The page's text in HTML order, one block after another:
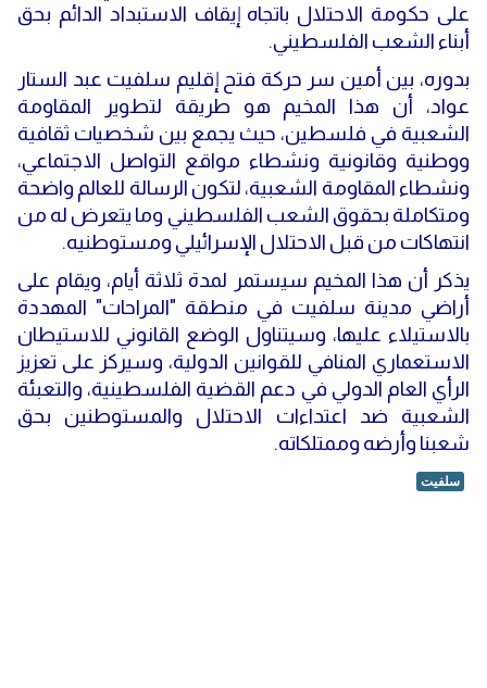
على حكومة الاحتلال باتجاه إيقاف الاستبداد الدائم بحق
أبناء الشعب الفلسطيني.
بدوره، بين أمين سر حركة فتح إقليم سلفيت عبد الستار
عواد، أن هذا المخيم هو طريقة لتطوير المقاومة
الشعبية في فلسطين، حيث يجمع بين شخصيات ثقافية
ووطنية وقانونية ونشطاء مواقع التواصل الاجتماعي،
ونشطاء المقاومة الشعبية، لتكون الرسالة للعالم واضحة
ومتكاملة بحقوق الشعب الفلسطيني وما يتعرض له من
انتهاكات من قبل الاحتلال الإسرائيلي ومستوطنيه.
يذكر أن هذا المخيم سيستمر لمدة ثلاثة أيام، ويقام على
أراضي مدينة سلفيت في منطقة "المراحات" المهددة
بالاستيلاء عليها، وسيتناول الوضع القانوني للاستيطان
الاستعماري المنافي للقوانين الدولية، وسيركز على تعزيز
الرأي العام الدولي في دعم القضية الفلسطينية، والتعبئة
الشعبية ضد اعتداءات الاحتلال والمستوطنين بحق
شعبنا وأرضه وممتلكاته.
سلفيت